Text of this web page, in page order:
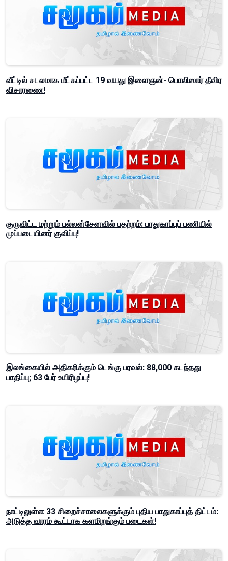
வீட்டில் சடலமாக மீட்கப்பட்ட 19 வயது இளைஞன்- பொலிஸார் தீவிர
விசாரணை!
குருவிட்ட மற்றும் பல்லன்சேனவில் பதற்றம்: பாதுகாப்புப் பணியில்
முப்படையினர் குவிப்பு!
இலங்கையில் அதிகரிக்கும் டெங்கு பரவல்: 88,000 கடந்தது
பாதிப்பு; 63 பேர் உயிரிழப்பு!
நாட்டிலுள்ள 33 சிறைச்சாலைகளுக்கும் புதிய பாதுகாப்புத் திட்டம்:
அடுத்த வாரம் கூட்டாக களமிறங்கும் படைகள்!